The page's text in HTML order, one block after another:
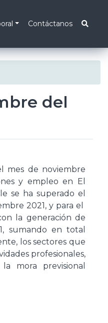
Contáctanos
del
mes de noviembre
y empleo en El
se ha superado el
2021, y para el
la generación de
sumando en total
los sectores que
profesionales,
mora previsional